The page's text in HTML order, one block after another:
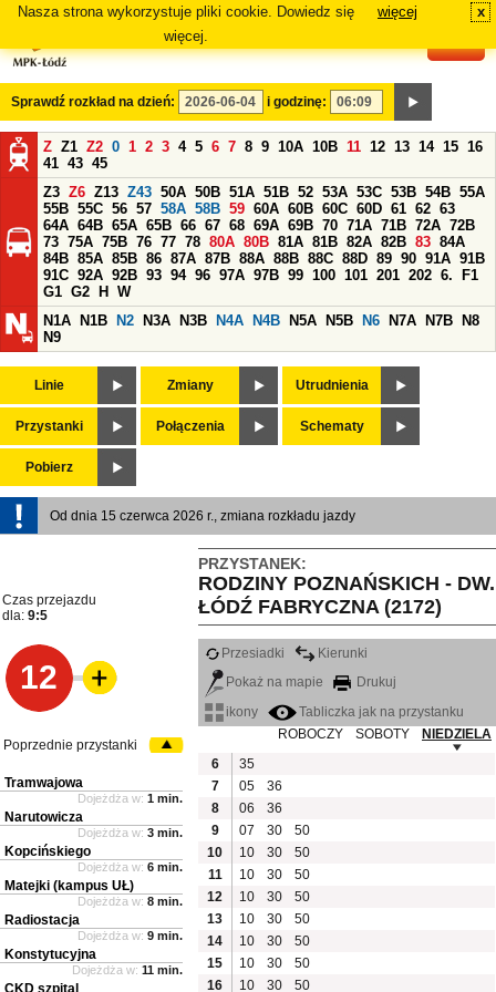
Nasza strona wykorzystuje pliki cookie. Dowiedz się
więcej.
więcej x
Sprawdź rozkład na dzień: i godzinę:
Z Z1 Z2 0 1 2 3 4 5 6 7 8 9 10A 10B 11 12 13 14 15 16
41 43 45
Z3 Z6 Z13 Z43 50A 50B 51A 51B 52 53A 53C 53B 54B 55A
55B 55C 56 57 58A 58B 59 60A 60B 60C 60D 61 62 63
64A 64B 65A 65B 66 67 68 69A 69B 70 71A 71B 72A 72B
73 75A 75B 76 77 78 80A 80B 81A 81B 82A 82B 83 84A
84B 85A 85B 86 87A 87B 88A 88B 88C 88D 89 90 91A 91B
91C 92A 92B 93 94 96 97A 97B 99 100 101 201 202 6.
F1
G1 G2 H
W
N1A
N1B N2 N3A N3B N4A N4B N5A N5B N6 N7A N7B
N8
N9
Linie Zmiany Utrudnienia
Przystanki Połączenia Schematy
Pobierz
Od dnia 15 czerwca 2026 r., zmiana rozkładu jazdy
PRZYSTANEK:
RODZINY POZNAŃSKICH - DW.
ŁÓDŹ FABRYCZNA (2172)
Czas przejazdu
dla: 9:5
12
Przesiadki
Kierunki
Pokaż na mapie
Drukuj
ikony
Tabliczka jak na przystanku
ROBOCZY
SOBOTY
NIEDZIELA
6
35
7
05
36
8
06
36
9
07 30
50
10
10 30
50
11
10 30
50
12
10 30
50
13
10 30
50
14
10 30
50
15
10 30
50
16
10 30 50
Poprzednie przystanki
Tramwajowa
Dojeżdża w: 1 min.
Narutowicza
Dojeżdża w: 3 min.
Kopcińskiego
Dojeżdża w: 6 min.
Matejki (kampus UŁ)
Dojeżdża w: 8 min.
Radiostacja
Dojeżdża w: 9 min.
Konstytucyjna
Dojeżdża w: 11 min.
CKD szpital